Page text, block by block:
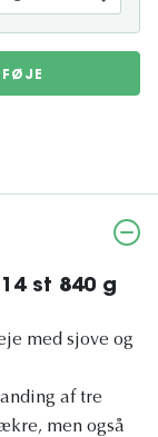
st 840 g
med sjove og
af tre
men også